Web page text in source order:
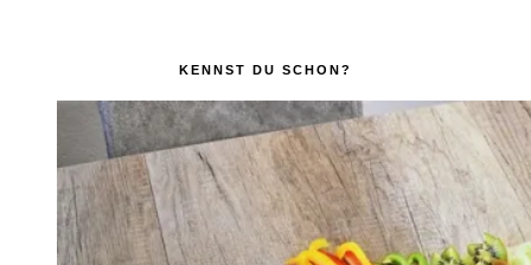
KENNST DU SCHON?